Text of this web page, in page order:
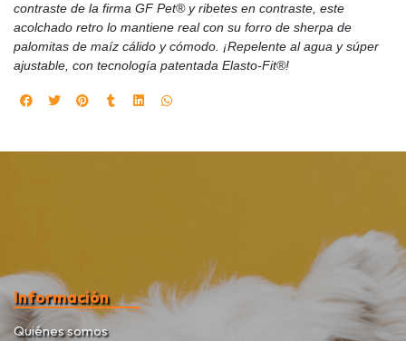
contraste de la firma GF Pet® y ribetes en contraste, este
acolchado retro lo mantiene real con su forro de sherpa de
palomitas de maíz cálido y cómodo. ¡Repelente al agua y súper
ajustable, con tecnología patentada Elasto-Fit®!
Información
Quiénes somos